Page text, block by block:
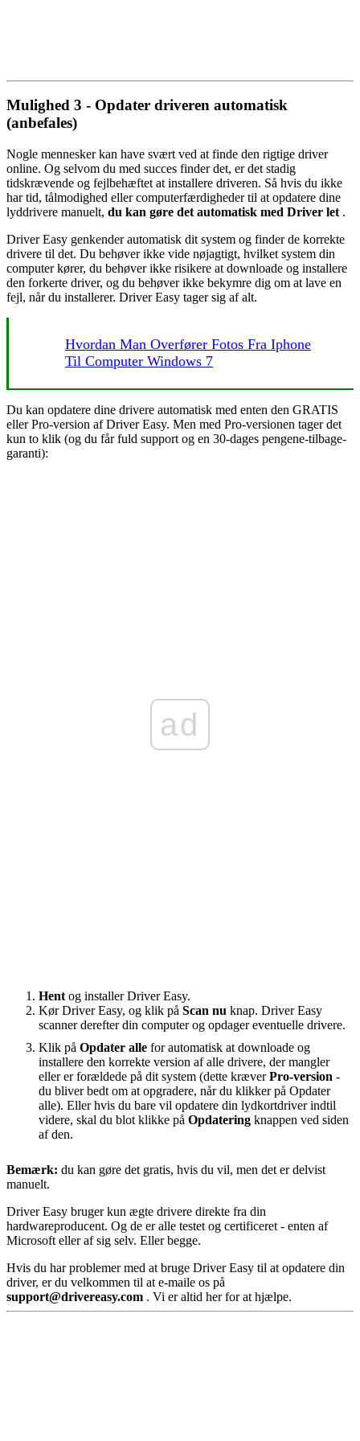
Mulighed 3 - Opdater driveren automatisk
(anbefales)
Nogle mennesker kan have svært ved at finde den rigtige driver
online. Og selvom du med succes finder det, er det stadig
tidskrævende og fejlbehæftet at installere driveren. Så hvis du ikke
har tid, tålmodighed eller computerfærdigheder til at opdatere dine
lyddrivere manuelt, du kan gøre det automatisk med Driver let .
Driver Easy genkender automatisk dit system og finder de korrekte
drivere til det. Du behøver ikke vide nøjagtigt, hvilket system din
computer kører, du behøver ikke risikere at downloade og installere
den forkerte driver, og du behøver ikke bekymre dig om at lave en
fejl, når du installerer. Driver Easy tager sig af alt.
Hvordan Man Overfører Fotos Fra Iphone
Til Computer Windows 7
Du kan opdatere dine drivere automatisk med enten den GRATIS
eller Pro-version af Driver Easy. Men med Pro-versionen tager det
kun to klik (og du får fuld support og en 30-dages pengene-tilbage-
garanti):
ad
Hent og installer Driver Easy.
Kør Driver Easy, og klik på Scan nu knap. Driver Easy
scanner derefter din computer og opdager eventuelle drivere.
Klik på Opdater alle for automatisk at downloade og
installere den korrekte version af alle drivere, der mangler
eller er forældede på dit system (dette kræverPro-version -
du bliver bedt om at opgradere, når du klikker på Opdater
alle). Eller hvis du bare vil opdatere din lydkortdriver indtil
videre, skal du blot klikke på Opdatering knappen ved siden
af ​​den.
Bemærk: du kan gøre det gratis, hvis du vil, men det er delvist
manuelt.
Driver Easy bruger kun ægte drivere direkte fra din
hardwareproducent. Og de er alle testet og certificeret - enten af ​​
Microsoft eller af sig selv. Eller begge.
Hvis du har problemer med at bruge Driver Easy til at opdatere din
driver, er du velkommen til at e-maile os på
support@drivereasy.com . Vi er altid her for at hjælpe.